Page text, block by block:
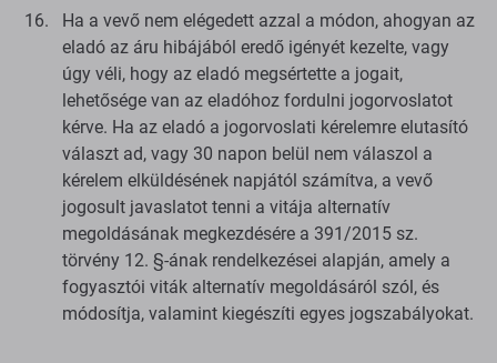
Ha a vevő nem elégedett azzal a módon, ahogyan az
eladó az áru hibájából eredő igényét kezelte, vagy
úgy véli, hogy az eladó megsértette a jogait,
lehetősége van az eladóhoz fordulni jogorvoslatot
kérve. Ha az eladó a jogorvoslati kérelemre elutasító
választ ad, vagy 30 napon belül nem válaszol a
kérelem elküldésének napjától számítva, a vevő
jogosult javaslatot tenni a vitája alternatív
megoldásának megkezdésére a 391/2015 sz.
törvény 12. §-ának rendelkezései alapján, amely a
fogyasztói viták alternatív megoldásáról szól, és
módosítja, valamint kiegészíti egyes jogszabályokat.